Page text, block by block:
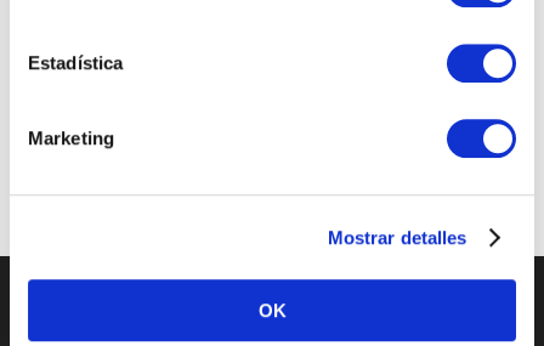
Estadística
Marketing
Mostrar detalles
OK
No job listings found.